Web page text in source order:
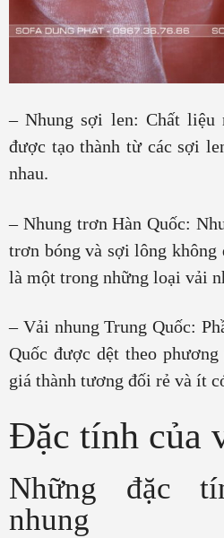
– Nhung sợi len: Chất liệu
được tạo thành từ các sợi
nhau.
– Nhung trơn Hàn Quốc:
trơn bóng và sợi lông không
là một trong những loại vải
– Vải nhung Trung Quốc:
Quốc được dệt theo phương
giá thành tương đối rẻ và ít
Đặc tính của
Những đặc
nhung